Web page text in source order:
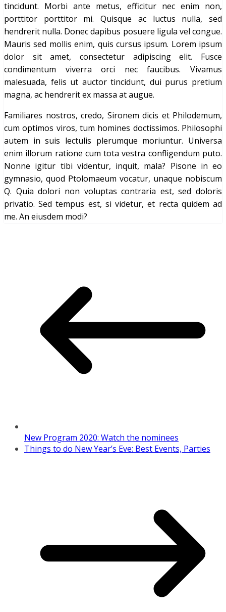
tincidunt. Morbi ante metus, efficitur nec enim non,
porttitor porttitor mi. Quisque ac luctus nulla, sed
hendrerit nulla. Donec dapibus posuere ligula vel congue.
Mauris sed mollis enim, quis cursus ipsum. Lorem ipsum
dolor sit amet, consectetur adipiscing elit. Fusce
condimentum viverra orci nec faucibus. Vivamus
malesuada, felis ut auctor tincidunt, dui purus pretium
magna, ac hendrerit ex massa at augue.
Familiares nostros, credo, Sironem dicis et Philodemum,
cum optimos viros, tum homines doctissimos. Philosophi
autem in suis lectulis plerumque moriuntur. Universa
enim illorum ratione cum tota vestra confligendum puto.
Nonne igitur tibi videntur, inquit, mala? Pisone in eo
gymnasio, quod Ptolomaeum vocatur, unaque nobiscum
Q. Quia dolori non voluptas contraria est, sed doloris
privatio. Sed tempus est, si videtur, et recta quidem ad
me. An eiusdem modi?
New Program 2020: Watch the nominees
Things to do New Year’s Eve: Best Events, Parties